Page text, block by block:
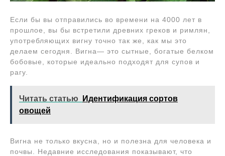
Если бы вы отправились во времени на 4000 лет в
прошлое, вы бы встретили древних греков и римлян,
употребляющих вигну точно так же, как мы это
делаем сегодня. Вигна— это сытные, богатые белком
бобовые, которые идеально подходят для супов и
рагу.
Читать статью
Идентификация сортов
овощей
Вигна не только вкусна, но и полезна для человека и
почвы. Недавние исследования показывают, что